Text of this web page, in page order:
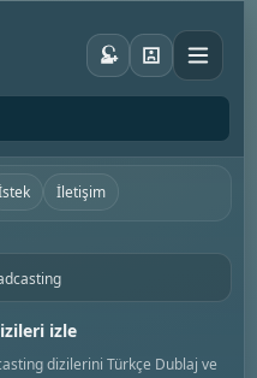
İletişim
izle
dizilerini Türkçe Dublaj ve